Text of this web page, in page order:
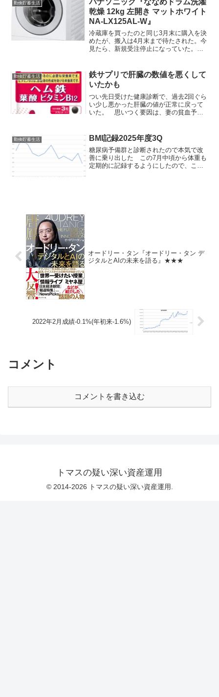
勤倹貯蓄生活
パナソニック『ななめドラム洗濯
乾燥 12kg 左開き マットホワイト
NA-LX125AL-W』
冷蔵庫を買ったのと同じ3月末に購入を決
めたが、搬入は4月末まで待たされた。今
見たら、新規受注停止になっていた。パ
類乾燥機 | Panasonic 高値掴みかなあと
思...
勤倹貯蓄生活
鉄サプリで肝臓の数値を悪くして
いたかも
つい先日受けた健康診断で、過去2回ぐら
い少し悪かった肝臓の値が正常に戻って
いた。 思いつく要因は、妻の貧血予防
には特に必要なく、過剰な場合は肝臓に
害があるとのことだった...
勤倹貯蓄生活 BMI記録2025年度3Q
糖尿病予備群と診断されたので本気で改
善に乗り出した この7月中頃から体重も
定期的に記録するようにしたので、ここ
オードリー・タン『オードリー・タン デ
ジタルとAIの未来を語る』★★★
2022年2月成績-0.1%(年初来-1.6%)
コメント
コメントを書き込む
トマスの疑い深い資産運用
© 2014-2026 トマスの疑い深い資産運用.